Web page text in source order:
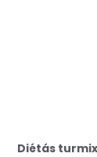
Diétás